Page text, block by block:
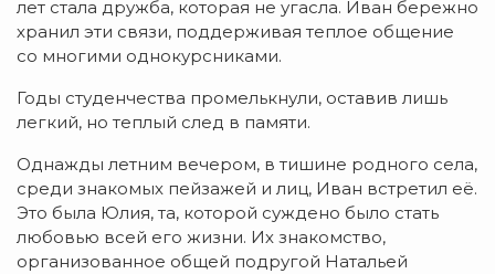
лет стала дружба, которая не угасла. Иван бережно
хранил эти связи, поддерживая теплое общение
со многими однокурсниками.
Годы студенчества промелькнули, оставив лишь
легкий, но теплый след в памяти.
Однажды летним вечером, в тишине родного села,
среди знакомых пейзажей и лиц, Иван встретил её.
Это была Юлия, та, которой суждено было стать
любовью всей его жизни. Их знакомство,
организованное общей подругой Натальей